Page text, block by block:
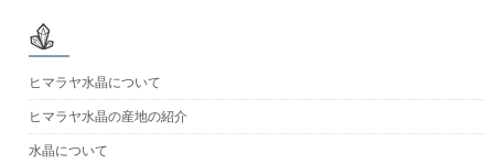
ヒマラヤ水晶について
ヒマラヤ水晶の産地の紹介
水晶について